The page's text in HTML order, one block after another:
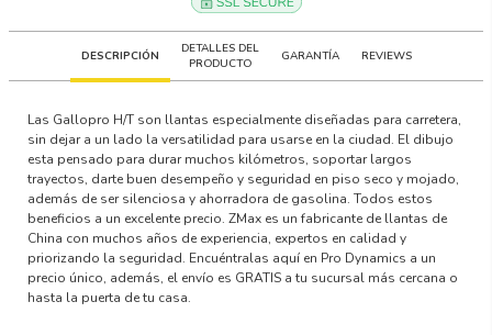
DESCRIPCIÓN
DETALLES DEL
PRODUCTO
GARANTÍA REVIEWS
Las Gallopro H/T son llantas especialmente diseñadas para carretera,
sin dejar a un lado la versatilidad para usarse en la ciudad. El dibujo
esta pensado para durar muchos kilómetros, soportar largos
trayectos, darte buen desempeño y seguridad en piso seco y mojado,
además de ser silenciosa y ahorradora de gasolina. Todos estos
beneficios a un excelente precio. ZMax es un fabricante de llantas de
China con muchos años de experiencia, expertos en calidad y
priorizando la seguridad. Encuéntralas aquí en Pro Dynamics a un
precio único, además, el envío es GRATIS a tu sucursal más cercana o
hasta la puerta de tu casa.